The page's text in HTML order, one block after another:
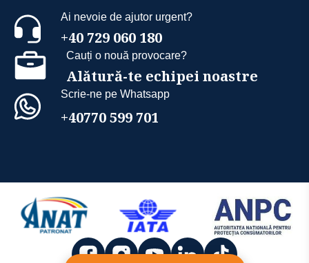
Ai nevoie de ajutor urgent?
+40 729 060 180
Cauți o nouă provocare?
Alătură-te echipei noastre
Scrie-ne pe Whatsapp
+40770 599 701